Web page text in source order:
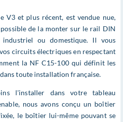
V3 et plus récent, est vendue nue,
de la monter sur le rail DIN
ou domestique. Il vous
circuits électriques en respectant
la NF C15-100 qui définit les
toute installation française.
l'installer dans votre tableau
nous avons conçu un boîtier
le boîtier lui-même pouvant se